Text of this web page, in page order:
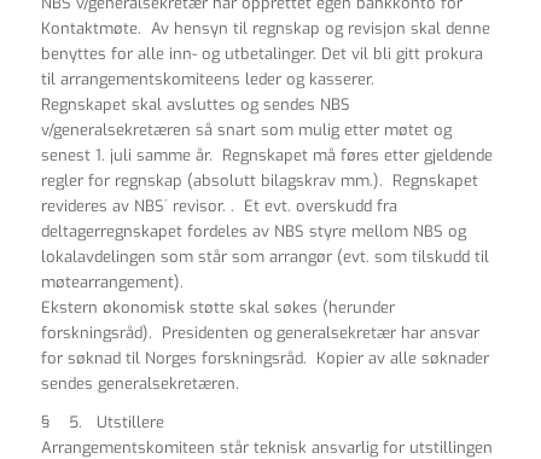
Kontaktmøte. Av hensyn til regnskap og revisjon skal denne
benyttes for alle inn- og utbetalinger. Det vil bli gitt prokura
til arrangementskomiteens leder og kasserer.
Regnskapet skal avsluttes og sendes NBS
v/generalsekretæren så snart som mulig etter møtet og
senest 1. juli samme år. Regnskapet må føres etter gjeldende
regler for regnskap (absolutt bilagskrav mm.). Regnskapet
revideres av NBS´ revisor. . Et evt. overskudd fra
deltagerregnskapet fordeles av NBS styre mellom NBS og
lokalavdelingen som står som arrangør (evt. som tilskudd til
møtearrangement).
Ekstern økonomisk støtte skal søkes (herunder
forskningsråd). Presidenten og generalsekretær har ansvar
for søknad til Norges forskningsråd. Kopier av alle søknader
sendes generalsekretæren.
§ 5. Utstillere
Arrangementskomiteen står teknisk ansvarlig for utstillingen